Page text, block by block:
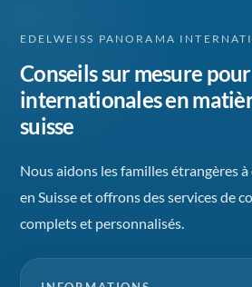
EDELWEISS PANORAMA
Conseils sur mesure
internationales en
suisse
Nous aidons les familles étrangères
en Suisse et offrons des services de
complets et personnalisés.